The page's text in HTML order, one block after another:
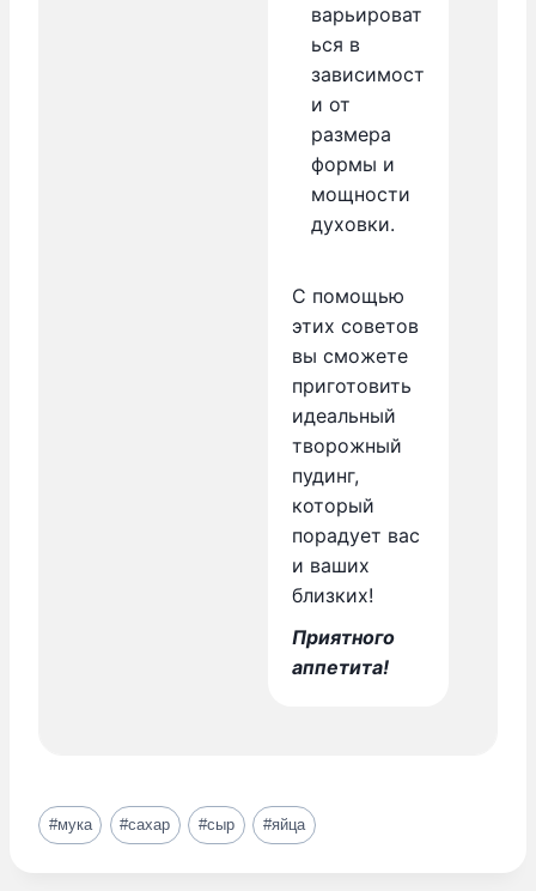
варьироват
ься в
зависимост
и от
размера
формы и
мощности
духовки.
С помощью
этих советов
вы сможете
приготовить
идеальный
творожный
пудинг,
который
порадует вас
и ваших
близких!
Приятного
аппетита!
Метки
записи:
#мука #сахар #сыр #яйца